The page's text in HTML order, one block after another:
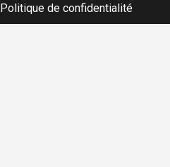
Politique de confidentialité